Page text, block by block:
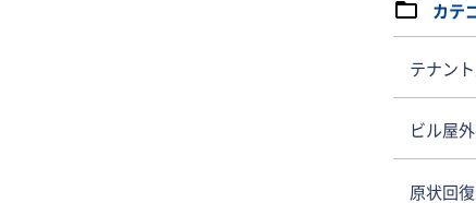
カテ
テナン
ビル屋
原状回